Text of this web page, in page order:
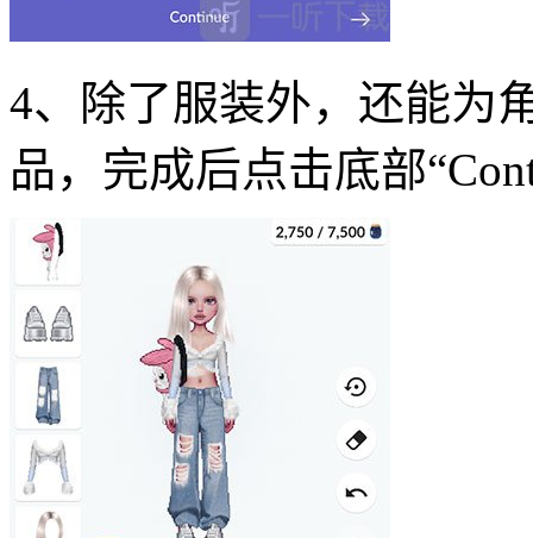
4、除了服装外，还能为
品，完成后点击底部